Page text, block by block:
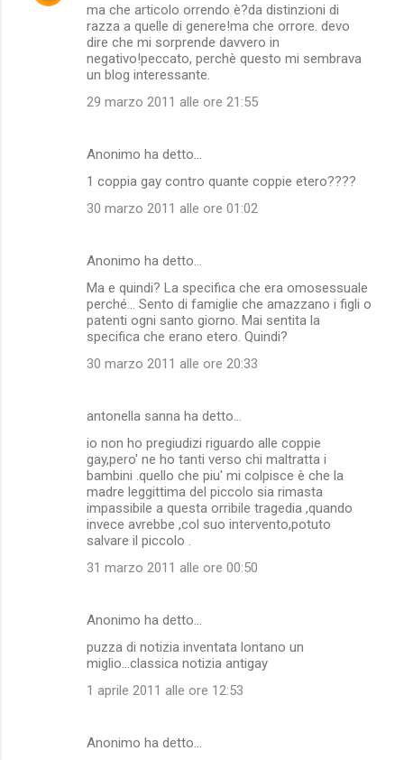
ma che articolo orrendo è?da distinzioni di
razza a quelle di genere!ma che orrore. devo
dire che mi sorprende davvero in
negativo!peccato, perchè questo mi sembrava
un blog interessante.
29 marzo 2011 alle ore 21:55
Anonimo ha detto…
1 coppia gay contro quante coppie etero????
30 marzo 2011 alle ore 01:02
Anonimo ha detto…
Ma e quindi? La specifica che era omosessuale
perché... Sento di famiglie che amazzano i figli o
patenti ogni santo giorno. Mai sentita la
specifica che erano etero. Quindi?
30 marzo 2011 alle ore 20:33
antonella sanna ha detto…
io non ho pregiudizi riguardo alle coppie
gay,pero' ne ho tanti verso chi maltratta i
bambini .quello che piu' mi colpisce è che la
madre leggittima del piccolo sia rimasta
impassibile a questa orribile tragedia ,quando
invece avrebbe ,col suo intervento,potuto
salvare il piccolo .
31 marzo 2011 alle ore 00:50
Anonimo ha detto…
puzza di notizia inventata lontano un
miglio...classica notizia antigay
1 aprile 2011 alle ore 12:53
Anonimo ha detto…